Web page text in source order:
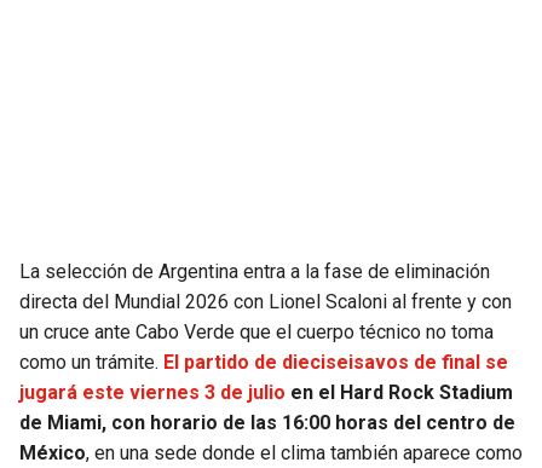
49ERS
BEARS
GRIZZLIES
SPURS
La selección de Argentina entra a la fase de eliminación
directa del Mundial 2026 con Lionel Scaloni al frente y con
un cruce ante Cabo Verde que el cuerpo técnico no toma
como un trámite. El partido de dieciseisavos de final se
jugará este viernes 3 de julio en el Hard Rock Stadium
de Miami, con horario de las 16:00 horas del centro de
México, en una sede donde el clima también aparece como